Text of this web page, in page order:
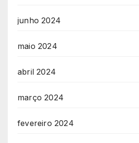
junho 2024
maio 2024
abril 2024
março 2024
fevereiro 2024